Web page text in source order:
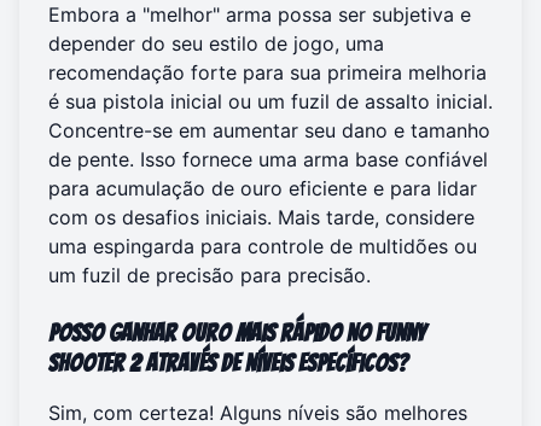
Embora a "melhor" arma possa ser subjetiva e
depender do seu estilo de jogo, uma
recomendação forte para sua primeira melhoria
é sua pistola inicial ou um fuzil de assalto inicial.
Concentre-se em aumentar seu dano e tamanho
de pente. Isso fornece uma arma base confiável
para acumulação de ouro eficiente e para lidar
com os desafios iniciais. Mais tarde, considere
uma espingarda para controle de multidões ou
um fuzil de precisão para precisão.
Posso ganhar ouro mais rápido no Funny
Shooter 2 através de níveis específicos?
Sim, com certeza! Alguns níveis são melhores